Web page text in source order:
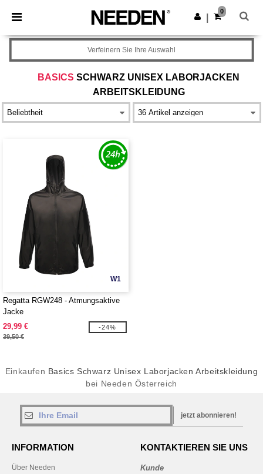
× Needen App
Bessere Preise in der App!
App holen
0
BASICS SCHWARZ UNISEX LABORJACKEN
ARBEITSKLEIDUNG
Verfeinern Sie Ihre Auswahl
W1
Regatta RGW248 - Atmungsaktive
Jacke
29,99 €
39,50 €
-24%
Einkaufen Basics Schwarz Unisex Laborjacken Arbeitskleidung
bei Needen Österreich
jetzt abonnieren!
INFORMATION
Über Needen
KONTAKTIEREN SIE UNS
Kunde